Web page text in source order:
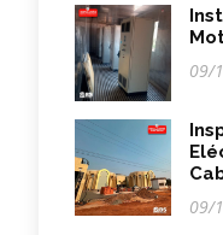
09/
09/